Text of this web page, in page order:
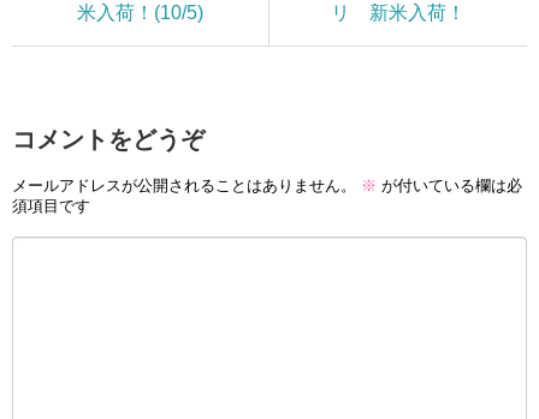
米入荷！(10/5)
リ 新米入荷！
コメントをどうぞ
メールアドレスが公開されることはありません。 ※ が付いている欄は必
須項目です